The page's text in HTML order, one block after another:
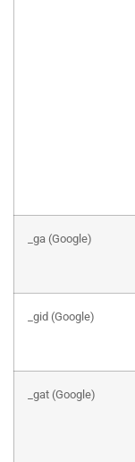
_ga (Google)
_gid (Google)
_gat (Google)